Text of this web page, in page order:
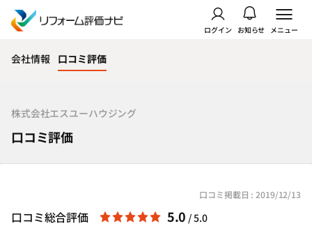
ログイン お知らせ メニュー
会社情報 口コミ評価
株式会社エスユーハウジング
口コミ評価
口コミ掲載日 : 2019/12/13
口コミ総合評価 5.0 / 5.0